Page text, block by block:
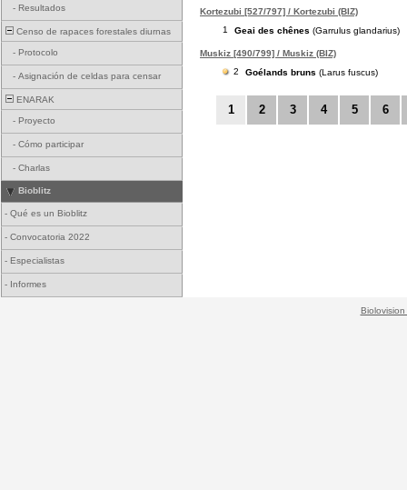
- Resultados
Censo de rapaces forestales diurnas
- Protocolo
- Asignación de celdas para censar
ENARAK
- Proyecto
- Cómo participar
- Charlas
Bioblitz
- Qué es un Bioblitz
- Convocatoria 2022
- Especialistas
- Informes
Kortezubi [527/797] / Kortezubi (BIZ)
1
Geai des chênes (Garrulus glandarius)
Muskiz [490/799] / Muskiz (BIZ)
2
Goélands bruns (Larus fuscus)
1 2 3 4 5 6
Biolovision